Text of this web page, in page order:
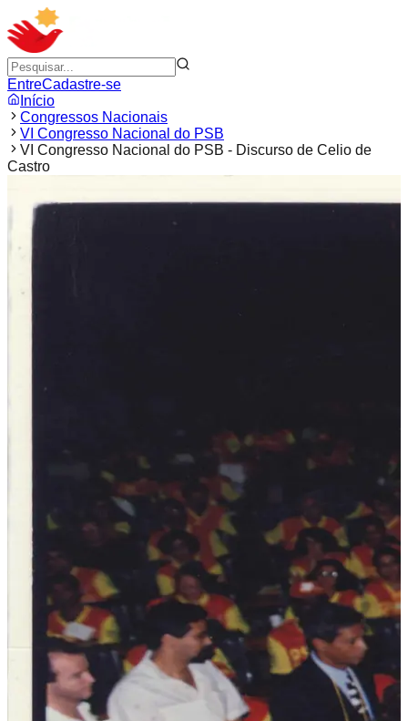
EntreCadastre-se
Início
Congressos Nacionais
VI Congresso Nacional do PSB
VI Congresso Nacional do PSB - Discurso de Celio de
Castro